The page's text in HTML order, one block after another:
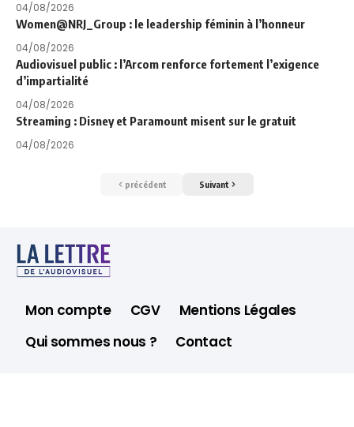
04/08/2026
Women@NRJ_Group : le leadership féminin à l’honneur
04/08/2026
Audiovisuel public : l’Arcom renforce fortement l’exigence
d’impartialité
04/08/2026
Streaming : Disney et Paramount misent sur le gratuit
04/08/2026
précédent Suivant
Mon compte CGV
Mentions Légales
Qui sommes nous ?
Contact